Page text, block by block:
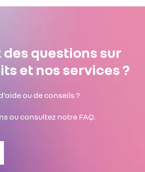
des questions sur
et nos services ?
ou de conseils ?
ou consultez notre FAQ.